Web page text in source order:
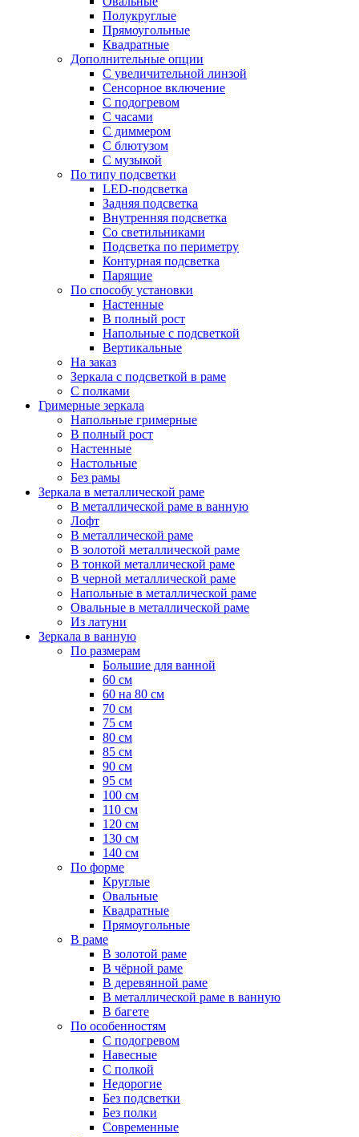
Полукруглые
Прямоугольные
Квадратные
Дополнительные опции
C увеличительной линзой
Сенсорное включение
С подогревом
С часами
С диммером
С блютузом
С музыкой
По типу подсветки
LED-подсветка
Задняя подсветка
Внутренняя подсветка
Со светильниками
Подсветка по периметру
Контурная подсветка
Парящие
По способу установки
Настенные
В полный рост
Напольные с подсветкой
Вертикальные
На заказ
Зеркала с подсветкой в раме
С полками
Гримерные зеркала
Напольные гримерные
В полный рост
Настенные
Настольные
Без рамы
Зеркала в металлической раме
В металлической раме в ванную
Лофт
В металлической раме
В золотой металлической раме
В тонкой металлической раме
В черной металлической раме
Напольные в металлической раме
Овальные в металлической раме
Из латуни
Зеркала в ванную
По размерам
Большие для ванной
60 см
60 на 80 см
70 см
75 см
80 см
85 см
90 см
95 см
100 см
110 см
120 см
130 см
140 см
По форме
Круглые
Овальные
Квадратные
Прямоугольные
В раме
В золотой раме
В чёрной раме
В деревянной раме
В металлической раме в ванную
В багете
По особенностям
С подогревом
Навесные
С полкой
Недорогие
Без подсветки
Без полки
Современные